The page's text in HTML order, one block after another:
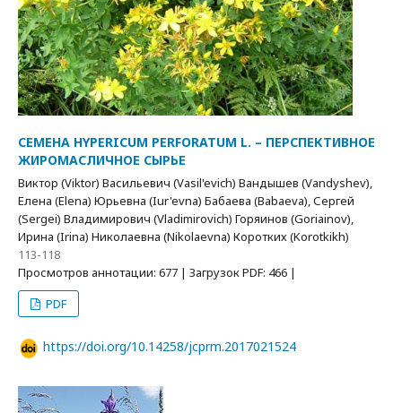
СЕМЕНА HYPERICUM PERFORATUM L. – ПЕРСПЕКТИВНОЕ
ЖИРОМАСЛИЧНОЕ СЫРЬЕ
Виктор (Viktor) Васильевич (Vasil'evich) Вандышев (Vandyshev),
Елена (Elena) Юрьевна (Iur'evna) Бабаева (Babaeva), Сергей
(Sergei) Владимирович (Vladimirovich) Горяинов (Goriainov),
Ирина (Irina) Николаевна (Nikolaevna) Коротких (Korotkikh)
113-118
Просмотров аннотации: 677 | Загрузок PDF: 466 |
PDF
https://doi.org/10.14258/jcprm.2017021524